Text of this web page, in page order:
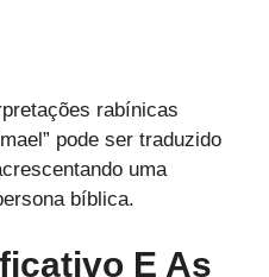
rabínicas
pode ser traduzido
uma
bíblica.
E As